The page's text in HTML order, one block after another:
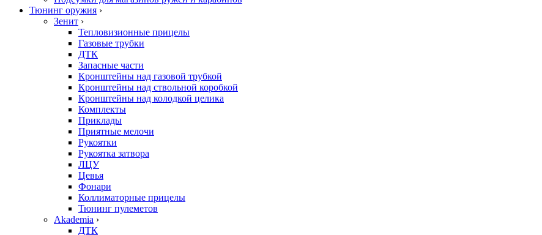
Тюнинг оружия ›
Зенит ›
Тепловизионные прицелы
Газовые трубки
ДТК
Запасные части
Кронштейны над газовой трубкой
Кронштейны над ствольной коробкой
Кронштейны над колодкой целика
Комплекты
Приклады
Приятные мелочи
Рукоятки
Рукоятка затвора
ЛЦУ
Цевья
Фонари
Коллиматорные прицелы
Тюнинг пулеметов
Akademia ›
ДТК